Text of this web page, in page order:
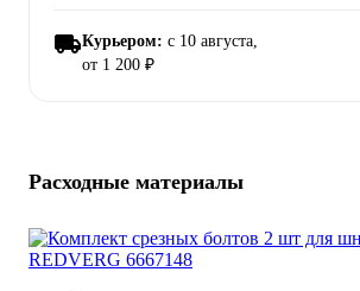
Курьером: c 10 августа,
от 1 200 ₽
Расходные материалы